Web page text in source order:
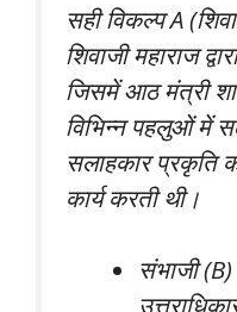
सही विकल्प A
शिवाजी महाराज
जिसमें आठ मंत्री
विभिन्न पहलुओं में
सलाहकार प्रकृति
कार्य करती थी।
संभाजी